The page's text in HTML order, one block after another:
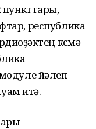
республика
күсмә
йәлеп
итә.